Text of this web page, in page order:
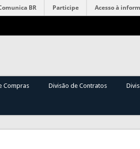
BR Participe Acesso à
Compras Divisão de Contratos